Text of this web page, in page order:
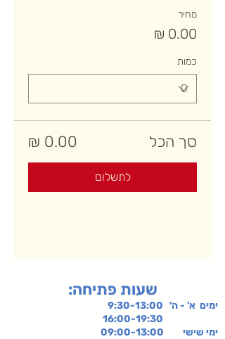
מחיר
כמות
סך הכל
לתשלום
:שעות פתיחה
ימים א' - ה' 9:30-13:00
ימי שישי 09:00-13:00